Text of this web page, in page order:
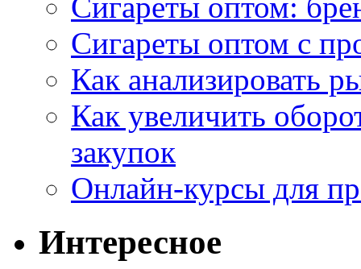
Сигареты оптом:
Сигареты оптом с
Как анализировать
Как увеличить
закупок
Онлайн-курсы для
Интересное